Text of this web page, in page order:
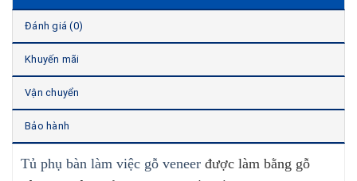
Đánh giá (0)
Khuyến mãi
Vận chuyển
Bảo hành
Tủ phụ bàn làm việc gỗ veneer được làm bằng gỗ